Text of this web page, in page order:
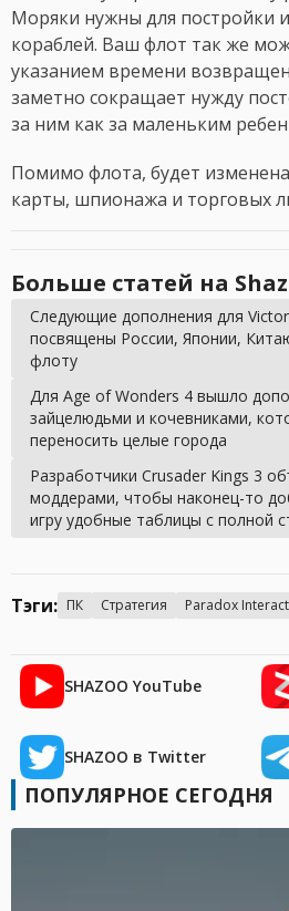
Моряки нужны для постройки
кораблей. Ваш флот так же
указанием времени
заметно сокращает нужду
за ним как за маленьким
Помимо флота, будет
карты, шпионажа и торговых
Больше статей на
Следующие дополнения для
посвящены России, Японии,
флоту
Для Age of Wonders 4 вышло
зайцелюдьми и кочевниками,
переносить целые города
Разработчики Crusader Kings 3
моддерами, чтобы наконец-то
игру удобные таблицы с полной
Тэги: ПК Стратегия Paradox
SHAZOO YouTube
SHAZOO в Twitter
ПОПУЛЯРНОЕ СЕГОДНЯ